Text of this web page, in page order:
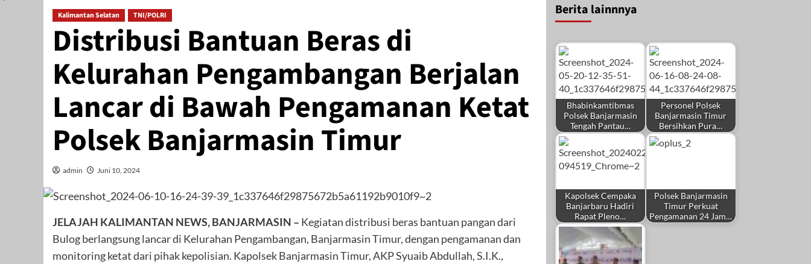
Kalimantan Selatan TNI/POLRI
Distribusi Bantuan Beras di
Kelurahan Pengambangan Berjalan
Lancar di Bawah Pengamanan Ketat
Polsek Banjarmasin Timur
admin Juni 10, 2024
JELAJAH KALIMANTAN NEWS, BANJARMASIN – Kegiatan distribusi beras bantuan pangan dari
Bulog berlangsung lancar di Kelurahan Pengambangan, Banjarmasin Timur, dengan pengamanan dan
monitoring ketat dari pihak kepolisian. Kapolsek Banjarmasin Timur, AKP Syuaib Abdullah, S.I.K.,
Berita lainnnya
Bhabinkamtibmas
Polsek Banjarmasin
Tengah Pantau…
Personel Polsek
Banjarmasin Timur
Bersihkan Pura…
Kapolsek Cempaka
Banjarbaru Hadiri
Rapat Pleno…
Polsek Banjarmasin
Timur Perkuat
Pengamanan 24 Jam…